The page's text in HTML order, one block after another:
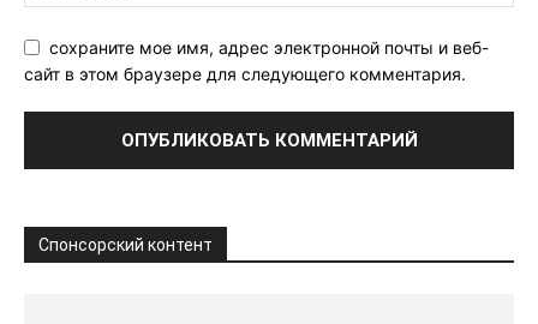
сохраните мое имя, адрес электронной почты и веб-
сайт в этом браузере для следующего комментария.
Спонсорский контент